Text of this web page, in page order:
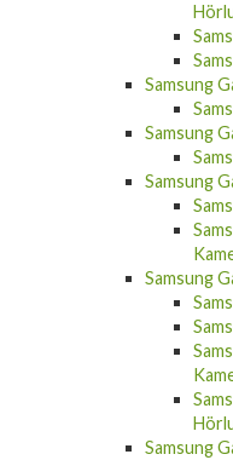
Samsung
Samsung
Samsung
Samsung
Samsung